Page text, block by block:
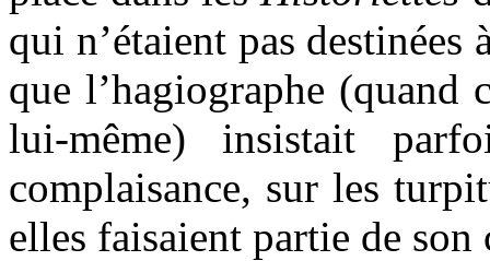
qui n’étaient pas
que l’hagiographe (quand
lui-même) insistait
complaisance, sur les
elles faisaient partie de